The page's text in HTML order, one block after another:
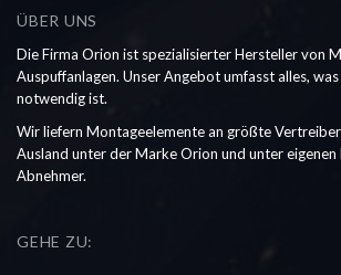
ÜBER UNS
Die Firma Orion ist spezialisierter Hersteller von
Auspuffanlagen. Unser Angebot umfasst alles,
notwendig ist.
Wir liefern Montageelemente an größte
Ausland unter der Marke Orion und unter
Abnehmer.
GEHE ZU: